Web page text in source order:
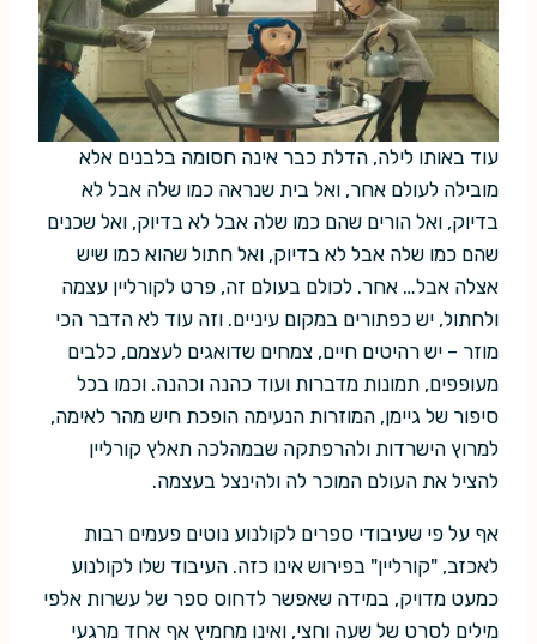
עוד באותו לילה, הדלת כבר אינה חסומה בלבנים אלא
מובילה לעולם אחר, ואל בית שנראה כמו שלה אבל לא
בדיוק, ואל הורים שהם כמו שלה אבל לא בדיוק, ואל שכנים
שהם כמו שלה אבל לא בדיוק, ואל חתול שהוא כמו שיש
אצלה אבל… אחר. לכולם בעולם זה, פרט לקורליין עצמה
ולחתול, יש כפתורים במקום עיניים. וזה עוד לא הדבר הכי
מוזר – יש רהיטים חיים, צמחים שדואגים לעצמם, כלבים
מעופפים, תמונות מדברות ועוד כהנה וכהנה. וכמו בכל
סיפור של גיימן, המוזרות הנעימה הופכת חיש מהר לאימה,
למרוץ הישרדות ולהרפתקה שבמהלכה תאלץ קורליין
להציל את העולם המוכר לה ולהינצל בעצמה.
אף על פי שעיבודי ספרים לקולנוע נוטים פעמים רבות
לאכזב, "קורליין" בפירוש אינו כזה. העיבוד שלו לקולנוע
כמעט מדויק, במידה שאפשר לדחוס ספר של עשרות אלפי
מילים לסרט של שעה וחצי, ואינו מחמיץ אף אחד מרגעי